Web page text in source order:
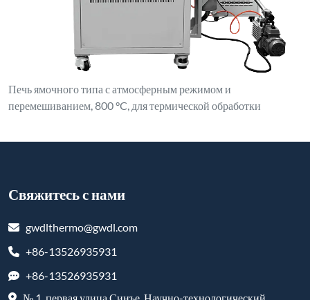
Печь ямочного типа с атмосферным режимом и
перемешиванием, 800 °C, для термической обработки
Свяжитесь с нами
gwdlthermo@gwdl.com
+86-13526935931
+86-13526935931